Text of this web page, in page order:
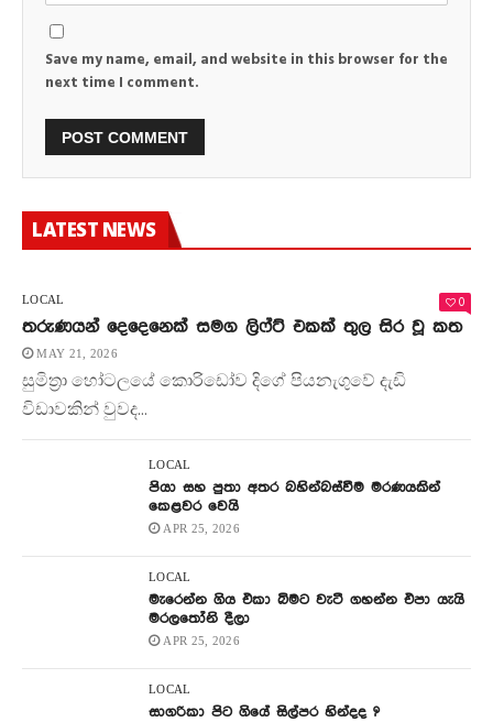
Save my name, email, and website in this browser for the
next time I comment.
LATEST NEWS
LOCAL 0
තරුණයන් දෙදෙනෙක් සමග ලිෆ්ට් එකක් තුල සිර වූ කත
MAY 21, 2026
සුමිත්‍රා හෝටලයේ කොරිඩෝව දිගේ පියනැගුවේ දැඩි
විඩාවකින් වුවද...
LOCAL
පියා සහ පුතා අතර බහින්බස්වීම මරණයකින්
කෙළවර වෙයි
APR 25, 2026
LOCAL
මැරෙන්න ගිය එකා බිමට වැටී ගහන්න එපා යැයි
මරලතෝනි දීලා
APR 25, 2026
LOCAL
සාගරිකා පිට ගියේ සිල්පර හින්දද ?